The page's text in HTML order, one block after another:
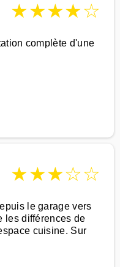
★★★★☆
complète d'une
★★★☆☆
le garage vers
les différences de
cuisine. Sur